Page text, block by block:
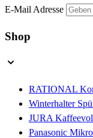
E-Mail Adresse
Shop
RATIONAL
Winterhalter
JURA
Panasonic